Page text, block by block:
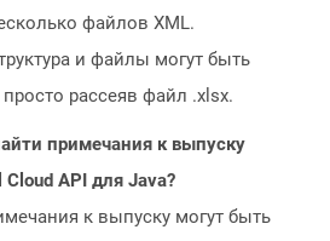
файлов XML.
и файлы могут быть
рассеяв файл .xlsx.
примечания к выпуску
Cloud API для Java?
к выпуску могут быть